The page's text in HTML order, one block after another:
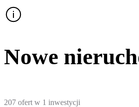
Nowe
207 ofert w 1 inwestycji